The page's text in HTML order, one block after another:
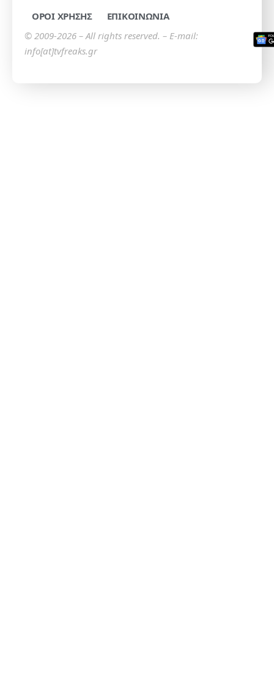
ΟΡΟΙ ΧΡΗΣΗΣ
ΕΠΙΚΟΙΝΩΝΙΑ
© 2009-2026 – All rights reserved. – E-mail:
info[at]tvfreaks.gr